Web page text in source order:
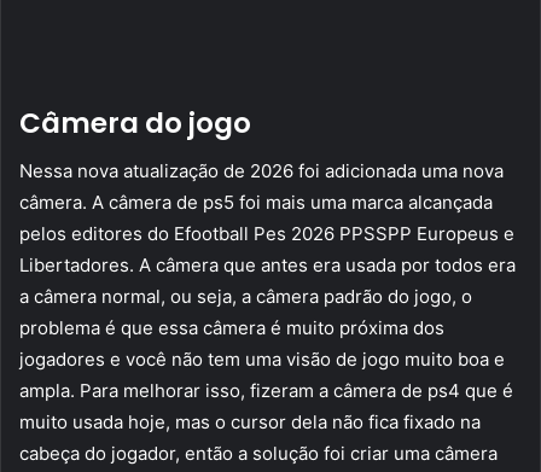
Câmera do jogo
Nessa nova atualização de 2026 foi adicionada uma nova
câmera. A câmera de ps5 foi mais uma marca alcançada
pelos editores do Efootball Pes 2026 PPSSPP Europeus e
Libertadores. A câmera que antes era usada por todos era
a câmera normal, ou seja, a câmera padrão do jogo, o
problema é que essa câmera é muito próxima dos
jogadores e você não tem uma visão de jogo muito boa e
ampla. Para melhorar isso, fizeram a câmera de ps4 que é
muito usada hoje, mas o cursor dela não fica fixado na
cabeça do jogador, então a solução foi criar uma câmera